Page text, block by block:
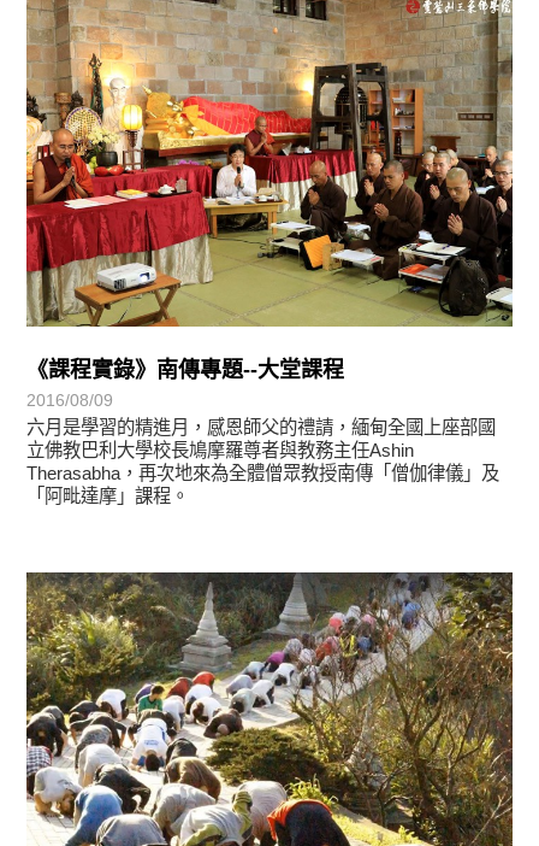
《課程實錄》南傳專題--大堂課程
2016/08/09
六月是學習的精進月，感恩師父的禮請，緬甸全國上座部國
立佛教巴利大學校長鳩摩羅尊者與教務主任Ashin
Therasabha，再次地來為全體僧眾教授南傳「僧伽律儀」及
「阿毗達摩」課程。
學習分享
學習分享